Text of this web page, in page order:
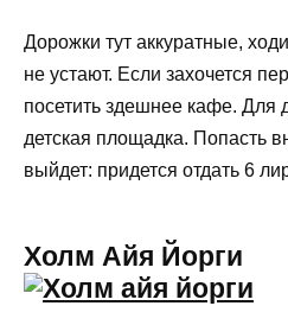
Дорожки тут аккуратные,
не устают. Если захочется
посетить здешнее кафе. Для
детская площадка. Попасть
выйдет: придется отдать 6
Холм Айя Йорги